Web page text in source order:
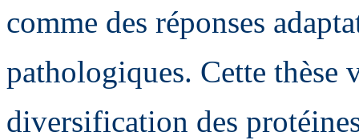
comme des réponses
pathologiques. Cette thèse
diversification des